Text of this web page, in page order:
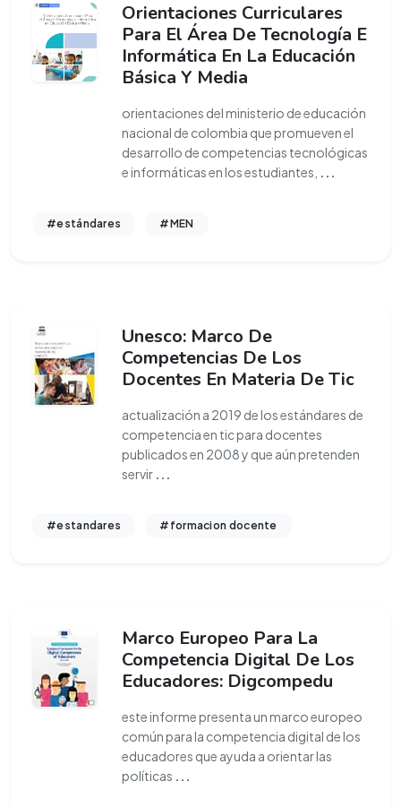
Orientaciones Curriculares
Para El Área De Tecnología E
Informática En La Educación
Básica Y Media
orientaciones del ministerio de educación
nacional de colombia que promueven el
desarrollo de competencias tecnológicas
e informáticas en los estudiantes, ...
#estándares #MEN
Unesco: Marco De
Competencias De Los
Docentes En Materia De Tic
actualización a 2019 de los estándares de
competencia en tic para docentes
publicados en 2008 y que aún pretenden
servir ...
#estandares #formacion docente
Marco Europeo Para La
Competencia Digital De Los
Educadores: Digcompedu
este informe presenta un marco europeo
común para la competencia digital de los
educadores que ayuda a orientar las
políticas ...